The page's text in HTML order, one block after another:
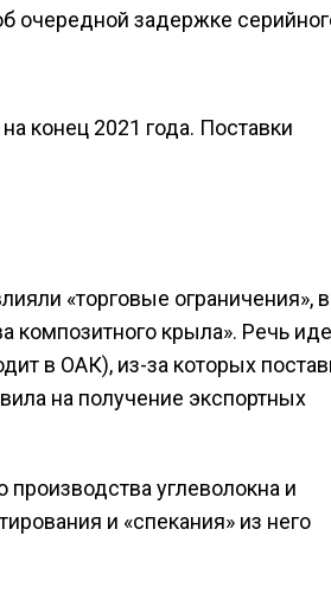
очередной задержке
конец 2021 года. Поставки
«торговые ограничения», в
композитного крыла». Речь
в ОАК), из-за которых
на получение экспортных
углеволокна и
и «спекания» из него